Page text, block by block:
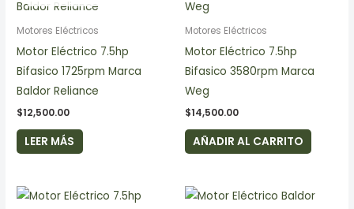
Motores Eléctricos
Motor Eléctrico 7.5hp
Bifasico 1725rpm Marca
Baldor Reliance
$12,500.00
LEER MÁS
Motores Eléctricos
Motor Eléctrico 7.5hp
Bifasico 3580rpm Marca
Weg
$14,500.00
AÑADIR AL CARRITO